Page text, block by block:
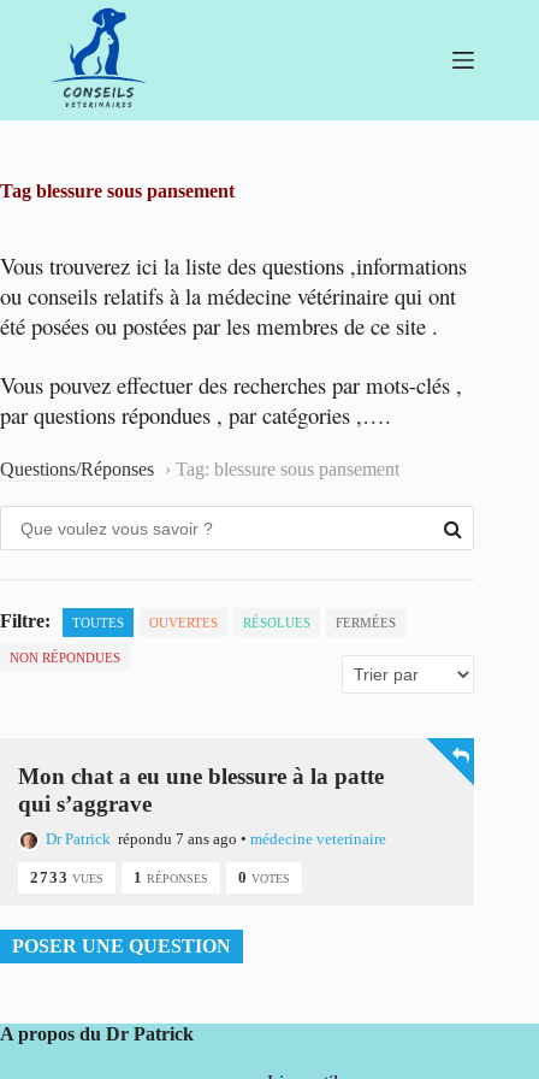
Tag blessure sous pansement
Vous trouverez ici la liste des questions ,informations
ou conseils relatifs à la médecine vétérinaire qui ont
été posées ou postées par les membres de ce site .
Vous pouvez effectuer des recherches par mots-clés ,
par questions répondues , par catégories ,….
Questions/Réponses › Tag: blessure sous pansement
Filtre: TOUTES OUVERTES RÉSOLUES FERMÉES
NON RÉPONDUES
Mon chat a eu une blessure à la patte
qui s’aggrave
Dr Patrick répondu 7 ans ago • médecine veterinaire
2733 VUES 1 RÉPONSES 0 VOTES
POSER UNE QUESTION
A propos du Dr Patrick